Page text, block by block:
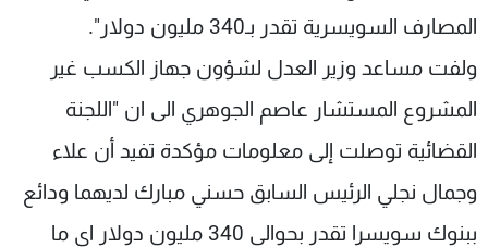
المصارف السويسرية تقدر بـ340 مليون دولار".
ولفت مساعد وزير العدل لشؤون جهاز الكسب غير
المشروع المستشار عاصم الجوهري الى ان "اللجنة
القضائية توصلت إلى معلومات مؤكدة تفيد أن علاء
وجمال نجلي الرئيس السابق حسني مبارك لديهما ودائع
ببنوك سويسرا تقدر بحوالى 340 مليون دولار اي ما
منوعات رياضة
كأس العالم
البرامج
جدول البرامج
شاهد البرامج